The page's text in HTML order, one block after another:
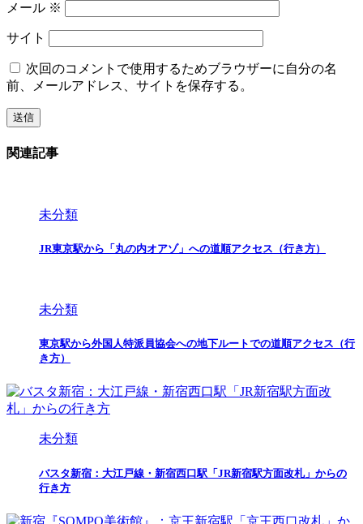
メール ※
サイト
次回のコメントで使用するためブラウザーに自分の名
前、メールアドレス、サイトを保存する。
関連記事
未分類
JR東京駅から「丸の内オアゾ」への道順アクセス（行き方）
未分類
東京駅から外国人特派員協会への地下ルートでの道順アクセス（行
き方）
未分類
バスタ新宿：大江戸線・新宿西口駅「JR新宿駅方面改札」からの
行き方